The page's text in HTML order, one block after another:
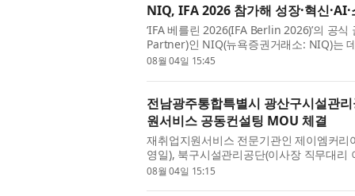
NIQ, IFA 2026 참가해 성장·혁신
‘IFA 베를린 2026(IFA Berlin 2026)’의 공
Partner)인 NIQ(뉴욕증권거래소: NIQ)는
혁신, 소비자 행동을 재편하는 원동력을
08월 04일 15:45
전남광주통합특별시 광산구시설관
원서비스 공동컨설팅 MOU 체결
재취업지원서비스 전문기관인 제이엠커
영일), 북구시설관리공단(이사장 직무대리
(MOU)’을 체결했다고 4일 밝혔다. 이번
08월 04일 15:15